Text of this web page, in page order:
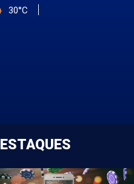
30°C